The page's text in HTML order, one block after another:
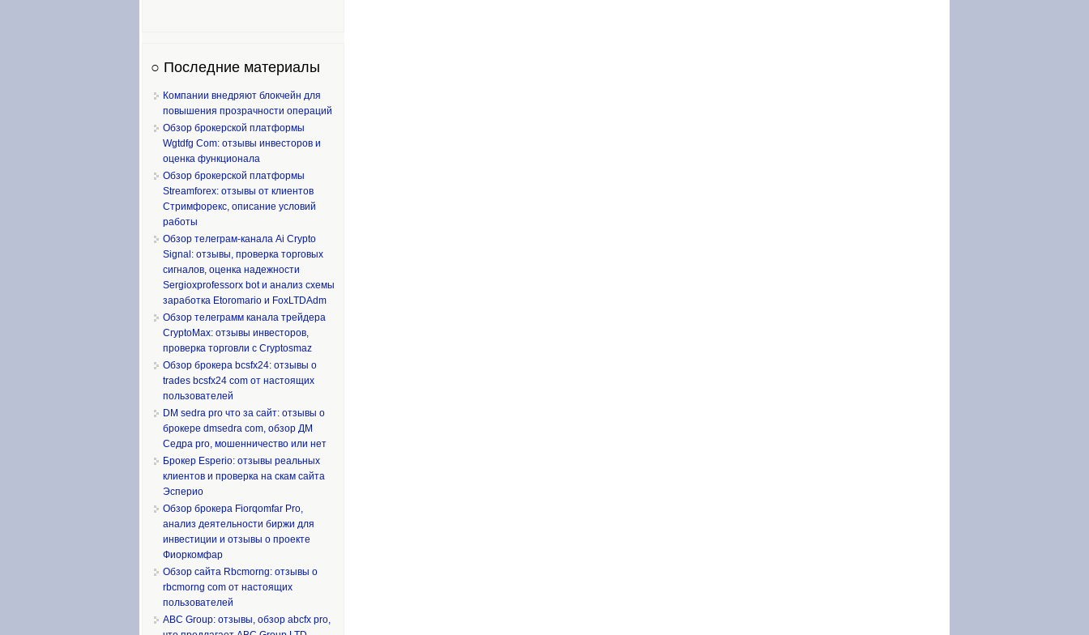
○ Последние материалы
Компании внедряют блокчейн для
повышения прозрачности операций
Обзор брокерской платформы
Wgtdfg Com: отзывы инвесторов и
оценка функционала
Обзор брокерской платформы
Streamforex: отзывы от клиентов
Стримфорекс, описание условий
работы
Обзор телеграм-канала Ai Crypto
Signal: отзывы, проверка торговых
сигналов, оценка надежности
Sergioxprofessorx bot и анализ схемы
заработка Etoromario и FoxLTDAdm
Обзор телеграмм канала трейдера
CryptoMax: отзывы инвесторов,
проверка торговли с Cryptosmaz
Обзор брокера bcsfx24: отзывы о
trades bcsfx24 com от настоящих
пользователей
DM sedra pro что за сайт: отзывы о
брокере dmsedra com, обзор ДМ
Седра pro, мошенничество или нет
Брокер Esperio: отзывы реальных
клиентов и проверка на скам сайта
Эсперио
Обзор брокера Fiorqomfar Pro,
анализ деятельности биржи для
инвестиции и отзывы о проекте
Фиоркомфар
Обзор сайта Rbcmorng: отзывы о
rbcmorng com от настоящих
пользователей
ABC Group: отзывы, обзор abcfx pro,